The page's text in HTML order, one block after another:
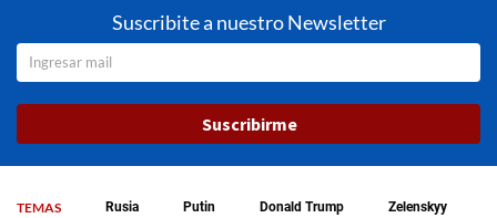
Suscribite a nuestro Newsletter
Suscribirme
TEMAS Rusia Putin Donald Trump Zelenskyy